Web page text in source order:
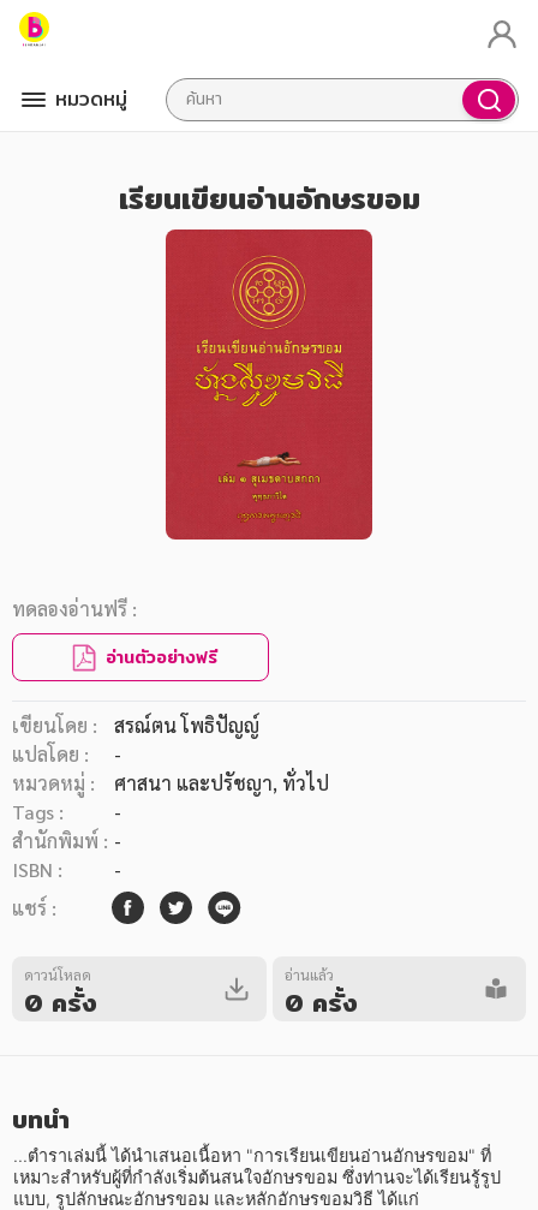
หมวดหมู่
เรียนเขียนอ่านอักษรขอม
ทดลองอ่านฟรี :
อ่านตัวอย่างฟรี
เขียนโดย :
สรณ์ตน โพธิปัญญ์
แปลโดย :
-
หมวดหมู่ :
ศาสนา และปรัชญา, ทั่วไป
Tags :
-
สำนักพิมพ์ : -
ISBN :
-
แชร์ :
ดาวน์โหลด
0 ครั้ง
อ่านแล้ว
0 ครั้ง
บทนำ
...ตำราเล่มนี้ ได้นำเสนอเนื้อหา "การเรียนเขียนอ่านอักษรขอม" ที่
เหมาะสำหรับผู้ที่กำลังเริ่มต้นสนใจอักษรขอม ซึ่งท่านจะได้เรียนรู้รูป
แบบ, รูปลักษณะอักษรขอม และหลักอักษรขอมวิธี ได้แก่